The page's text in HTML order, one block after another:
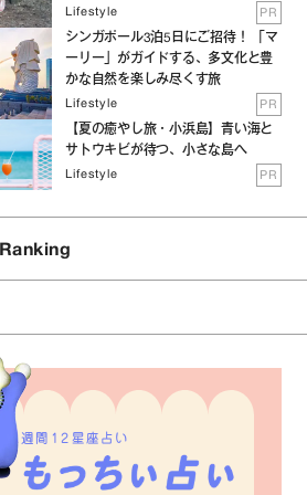
Lifestyle PR
シンガポール3泊5日にご招待！ 「マ
ーリー」がガイドする、多文化と豊
かな自然を楽しみ尽くす旅
Lifestyle PR
【夏の癒やし旅・小浜島】青い海と
サトウキビが待つ、小さな島へ
Lifestyle PR
週間12星座占い